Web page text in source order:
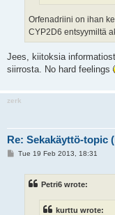
Orfenadriini on ihan
CYP2D6 entsyymiltä
Jees, kiitoksia
siirrosta. No hard feelings
zerk
Re: Sekakäyttö-topic
PTue 19 Feb 2013, 18:31
Petri6 wrote:
kurttu wrote: